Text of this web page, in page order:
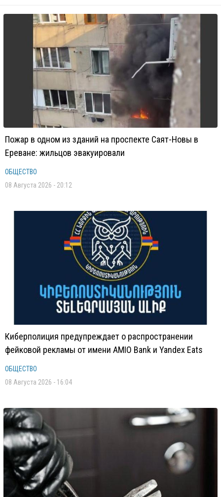
Пожар в одном из зданий на проспекте Саят-Новы в
Ереване: жильцов эвакуировали
ОБЩЕСТВО
08 Августа 2026 - 20:12
Киберполиция предупреждает о распространении
фейковой рекламы от имени AMIO Bank и Yandex Eats
ОБЩЕСТВО
08 Августа 2026 - 16:04